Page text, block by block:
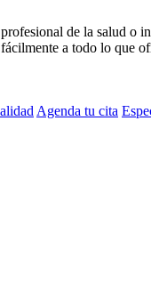
de la salud o
a todo lo que
Agenda tu cita